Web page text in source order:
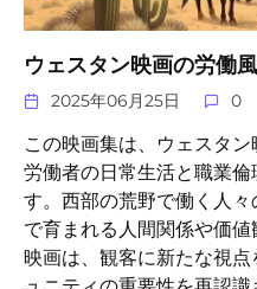
ウェスタン映画の労働
2025年06月25日 0
この映画集は、ウェスタン
労働者の日常生活と職業
す。西部の荒野で働く人
で育まれる人間関係や価
映画は、観客に新たな視